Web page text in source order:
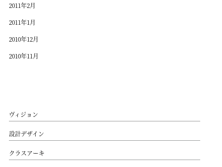
2011年2月
2011年1月
2010年12月
2010年11月
ヴィジョン
設計デザイン
クラスアーキ